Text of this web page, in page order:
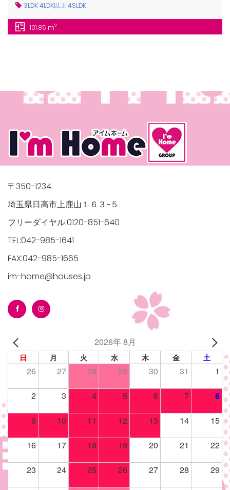
3LDK4LDK以上 4SLDK
101.85 m2
top-
manager/wp-
top-
〒350-1234
埼玉県日高市上鹿山１６３−５
フリーダイヤル:0120-851-640
TEL:042-985-1641
FAX:042-985-1665
im-home@houses.jp
2026年 8月
日 月 火 水 木 金 土
26 27 28 29 30 31 1
2 3 4 5 6 7 8
9 10 11 12 13 14 15
16 17 18 19 20 21 22
23 24 25 26 27 28 29